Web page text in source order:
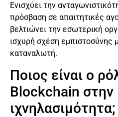
Ενισχύει την
πρόσβαση σε απαιτητικές
βελτιώνει την εσωτερική
ισχυρή σχέση εμπιστοσύνης
καταναλωτή.
Ποιος είναι ο
Blockchain στην
ιχνηλασιμότητα;